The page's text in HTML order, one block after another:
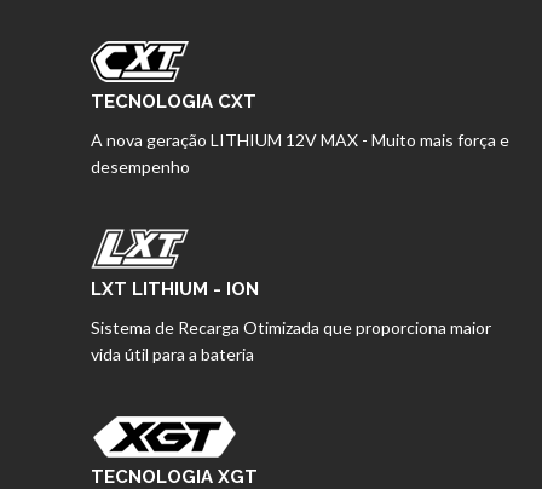
TECNOLOGIA CXT
A nova geração LITHIUM 12V MAX - Muito mais força e
desempenho
LXT LITHIUM - ION
Sistema de Recarga Otimizada que proporciona maior
vida útil para a bateria
TECNOLOGIA XGT